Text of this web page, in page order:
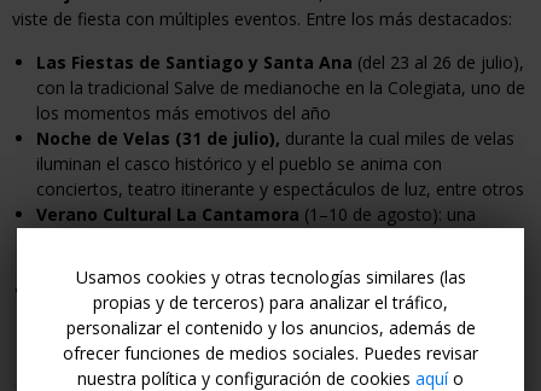
viste de fiesta con múltiples eventos. Entre los más destacados:
Las Fiestas de Santiago y Santa Ana (del 23 al 26 de julio),
con la tradicional Salve de medianoche en la Colegiata, uno de
los momentos más emotivos del año
Noche de Velas (31 de julio), durante la cual miles de velas
iluminan el casco histórico y el pueblo se anima con
conciertos, teatro itinerante y espectáculos de luz, entre otros
Verano Cultural La Cantamora (1–10 de agosto): una
Fiestas de la Virgen de los Remedios (4–8 de septiembre),
que incluyen actos religiosos, verbenas, actividades populares
y ambiente de peñas
Usamos cookies y otras tecnologías similares (las
propias y de terceros) para analizar el tráfico,
personalizar el contenido y los anuncios, además de
ofrecer funciones de medios sociales. Puedes revisar
nuestra política y configuración de cookies aquío